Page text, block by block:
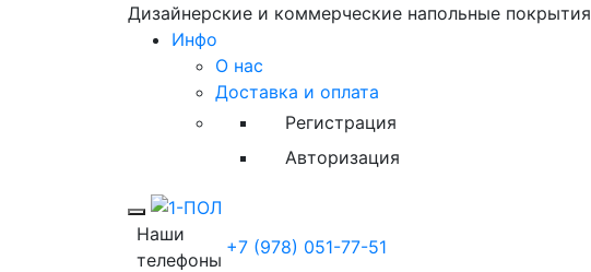
Дизайнерские и коммерческие напольные покрытия
Инфо
О нас
Доставка и оплата
Регистрация
Авторизация
Toggle mobile menu
Наши
телефоны
+7 (978) 051-77-51